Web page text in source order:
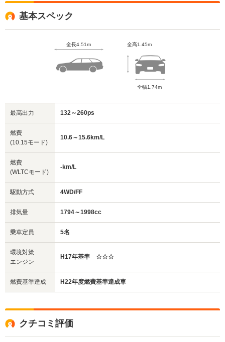
基本スペック
全長4.51m 全高1.45m
全幅1.74m
最高出力 132～260ps
燃費
(10.15モード)
10.6～15.6km/L
燃費
(WLTCモード)
-km/L
駆動方式 4WD/FF
排気量 1794～1998cc
乗車定員 5名
環境対策
エンジン
H17年基準 ☆☆☆
燃費基準達成 H22年度燃費基準達成車
クチコミ評価